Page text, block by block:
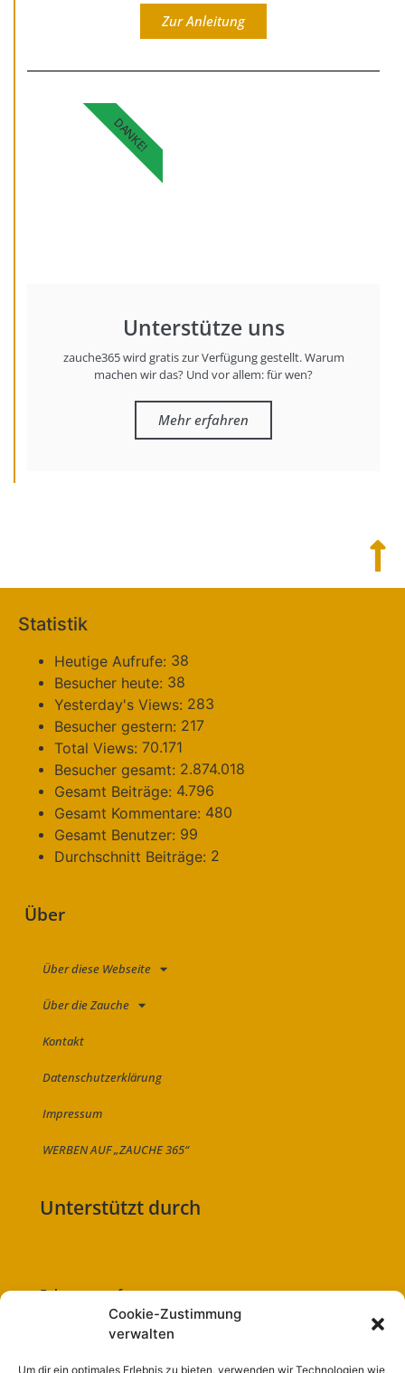
Cookie-Zustimmung
verwalten
Um dir ein optimales Erlebnis zu bieten, verwenden wir Technologien wie
Zur Anleitung
Unterstütze uns
zauche365 wird gratis zur Verfügung gestellt. Warum
machen wir das? Und vor allem: für wen?
Mehr erfahren
DANKE!
Statistik
Heutige Aufrufe: 38
Besucher heute: 38
Yesterday's Views: 283
Besucher gestern: 217
Total Views: 70.171
Besucher gesamt: 2.874.018
Gesamt Beiträge: 4.796
Gesamt Kommentare: 480
Gesamt Benutzer: 99
Durchschnitt Beiträge: 2
Über
Über diese Webseite
Über die Zauche
Kontakt
Datenschutzerklärung
Impressum
WERBEN AUF „ZAUCHE 365“
Unterstützt durch
Folge uns auf: